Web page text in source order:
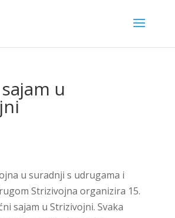
u
u suradnji s udrugama i
Strizivojna organizira 15.
sajam u Strizivojni. Svaka